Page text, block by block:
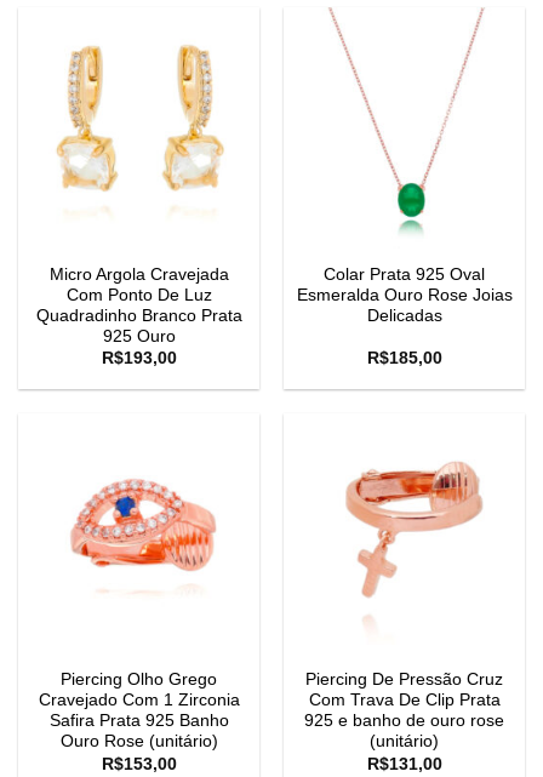
Micro Argola Cravejada
Com Ponto De Luz
Quadradinho Branco Prata
925 Ouro
R$193,00
Colar Prata 925 Oval
Esmeralda Ouro Rose Joias
Delicadas
R$185,00
Piercing Olho Grego
Cravejado Com 1 Zirconia
Safira Prata 925 Banho
Ouro Rose (unitário)
R$153,00
Piercing De Pressão Cruz
Com Trava De Clip Prata
925 e banho de ouro rose
(unitário)
R$131,00